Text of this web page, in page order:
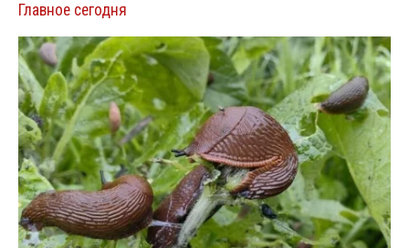
Главное сегодня